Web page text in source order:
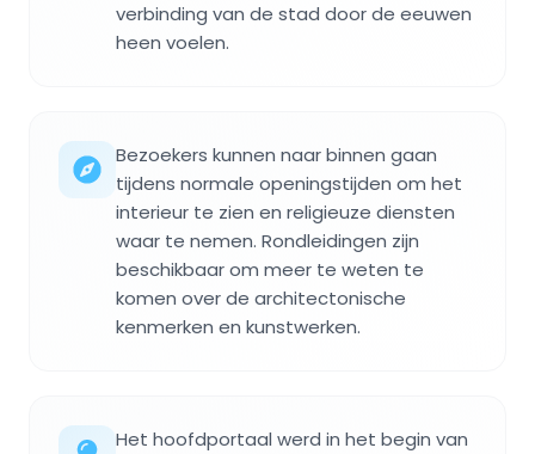
verbinding van de stad door de eeuwen
heen voelen.
Bezoekers kunnen naar binnen gaan
tijdens normale openingstijden om het
interieur te zien en religieuze diensten
waar te nemen. Rondleidingen zijn
beschikbaar om meer te weten te
komen over de architectonische
kenmerken en kunstwerken.
Het hoofdportaal werd in het begin van